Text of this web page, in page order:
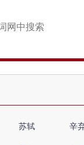
苏轼 辛